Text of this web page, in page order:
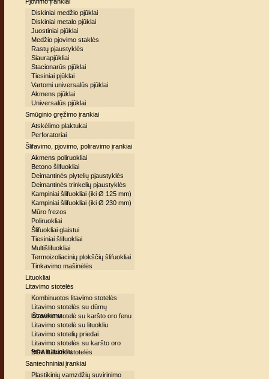
Diskiniai medžio pjūklai
Diskiniai metalo pjūklai
Juostiniai pjūklai
Medžio pjovimo staklės
Rastų pjaustyklės
Siaurapjūkliai
Stacionarūs pjūklai
Tiesiniai pjūklai
Vartomi universalūs pjūklai
Akmens pjūklai
Universalūs pjūklai
Smūginio gręžimo įrankiai
Atskėlimo plaktukai
Perforatoriai
Šlifavimo, pjovimo, poliravimo įrankiai
Akmens poliruokliai
Betono šlifuokliai
Deimantinės plytelių pjaustyklės
Deimantinės trinkelių pjaustyklės
Kampiniai šlifuokliai (iki Ø 125 mm)
Kampiniai šlifuokliai (iki Ø 230 mm)
Mūro frezos
Poliruokliai
Šlifuokliai glaistui
Tiesiniai šlifuokliai
Multišlifuokliai
Termoizoliacinių plokščių šlifuokliai
Tinkavimo mašinėlės
Lituokliai
Litavimo stotelės
Kombinuotos litavimo stotelės
Litavimo stotelės su dūmų
ištraukimu
Litavimo stotelė su karšto oro fenu
Litavimo stotelė su lituokliu
Litavimo stotelių priedai
Litavimo stotelės su karšto oro
fenu ir lituokliu
BGA litavimo stotelės
Santechniniai įrankiai
Plastikinių vamzdžių suvirinimo